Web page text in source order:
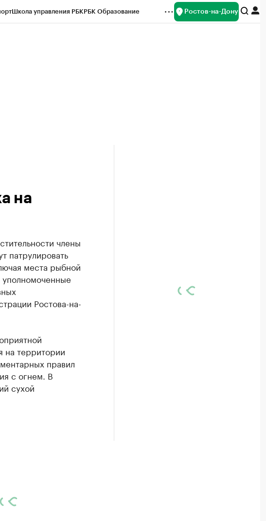
Школа управления РБКРБК Образование Ростов-на-Дону
на
члены
патрулировать
места рыбной
уполномоченные
Ростова-на-
территории
правил
с огнем. В
сухой